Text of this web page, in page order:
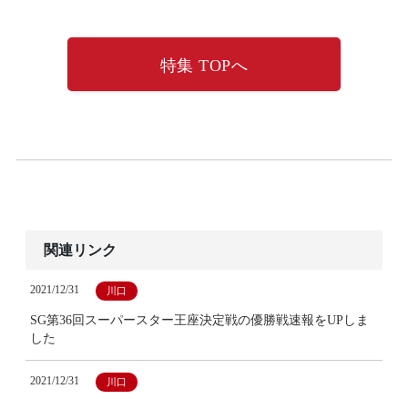
特集 TOPへ
関連リンク
2021/12/31 川口
SG第36回スーパースター王座決定戦の優勝戦速報をUPしま
した
2021/12/31 川口